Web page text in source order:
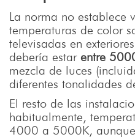
La norma no establece
temperaturas de color
televisadas en
debería estar entre
mezcla de luces
diferentes tonalidades
El resto de las
habitualmente,
4000 a 5000K,